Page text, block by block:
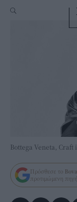
Bottega Veneta, Craft
Πρόσθεσε το
προτιμώμενη